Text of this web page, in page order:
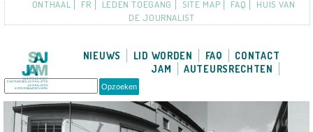
ONTHAAL FR LEDEN TOEGANG SITE MAP FAQ
HUIS VAN
DE JOURNALIST
CONTACT
FAQ
LID WORDEN
NIEUWS
AUTEURSRECHTEN
JAM